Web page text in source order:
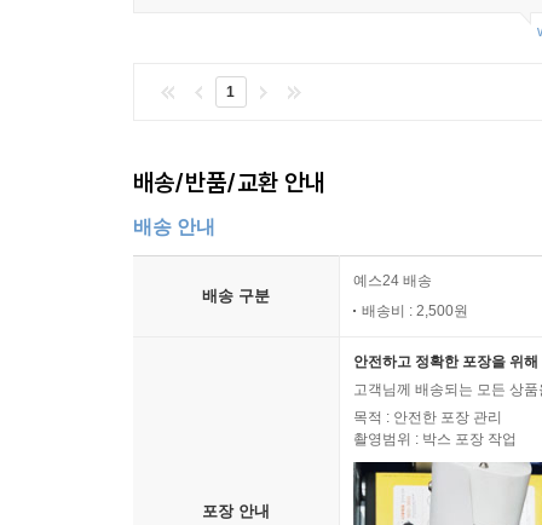
1
배송/반품/교환 안내
배송 안내
배송 구분
예스24 배송
배송비 : 2,500원
포장 안내
안전하고 정확한 포장을 위
고객님께 배송되는 모든 상
목적 : 안전한 포장 관리
촬영범위 : 박스 포장 작업